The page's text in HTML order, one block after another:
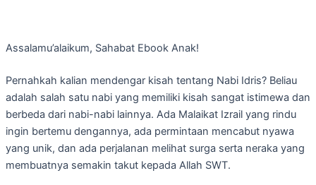
Assalamu’alaikum, Sahabat Ebook Anak!
Pernahkah kalian mendengar kisah tentang Nabi Idris? Beliau
adalah salah satu nabi yang memiliki kisah sangat istimewa dan
berbeda dari nabi-nabi lainnya. Ada Malaikat Izrail yang rindu
ingin bertemu dengannya, ada permintaan mencabut nyawa
yang unik, dan ada perjalanan melihat surga serta neraka yang
membuatnya semakin takut kepada Allah SWT.